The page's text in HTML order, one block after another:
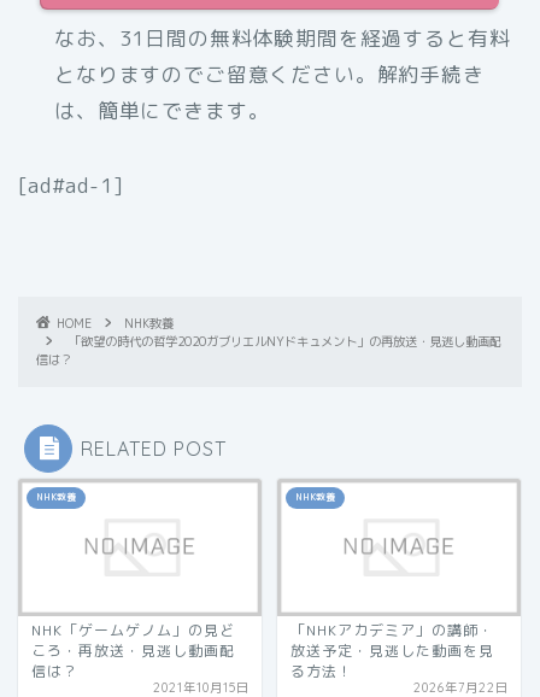
なお、31日間の無料体験期間を経過すると有料
となりますのでご留意ください。解約手続き
は、簡単にできます。
[ad#ad-1]
HOME
NHK教養
「欲望の時代の哲学2020ガブリエルNYドキュメント」の再放送・見逃し動画配
信は？
RELATED POST
NHK教養
NHK「ゲームゲノム」の見ど
ころ・再放送・見逃し動画配
信は？
2021年10月15日
NHK教養
「NHKアカデミア」の講師・
放送予定・見逃した動画を見
る方法！
2026年7月22日